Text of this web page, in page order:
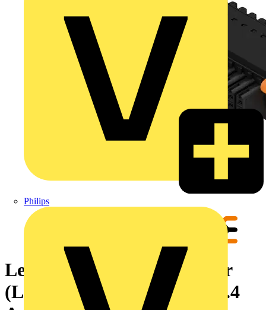
Philips
Leiterplattensteckverbinder
(Leiteranschluss), 160 V, 13.4